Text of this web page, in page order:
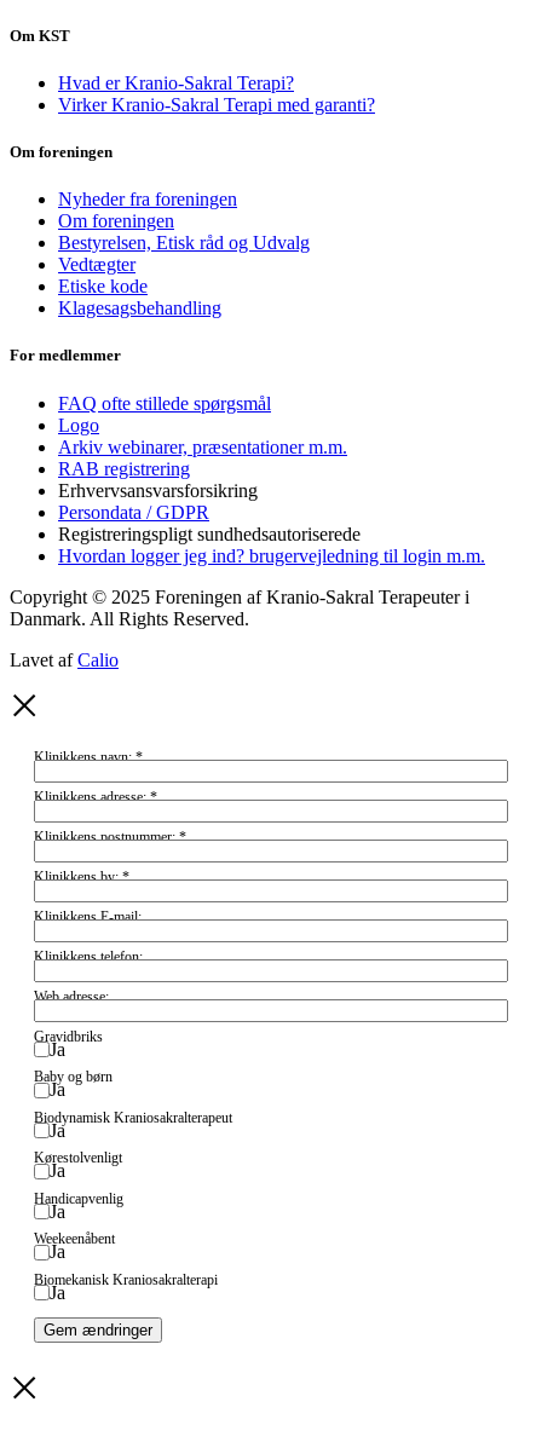
Om KST
Hvad er Kranio-Sakral Terapi?
Virker Kranio-Sakral Terapi med garanti?
Om foreningen
Nyheder fra foreningen
Om foreningen
Bestyrelsen, Etisk råd og Udvalg
Vedtægter
Etiske kode
Klagesagsbehandling
For medlemmer
FAQ ofte stillede spørgsmål
Logo
Arkiv webinarer, præsentationer m.m.
RAB registrering
Erhvervsansvarsforsikring
Persondata / GDPR
Registreringspligt sundhedsautoriserede
Hvordan logger jeg ind? brugervejledning til login m.m.
Copyright © 2025 Foreningen af Kranio-Sakral Terapeuter i
Danmark. All Rights Reserved.
Lavet afCalio
Klinikkens navn:*
Klinikkens adresse:*
Klinikkens postnummer:*
Klinikkens by:*
Klinikkens E-mail:
Klinikkens telefon:
Web adresse:
Gravidbriks
Ja
Baby og børn
Ja
Biodynamisk Kraniosakralterapeut
Ja
Kørestolvenligt
Ja
Handicapvenlig
Ja
Weekeenåbent
Ja
Biomekanisk Kraniosakralterapi
Ja
Gem ændringer